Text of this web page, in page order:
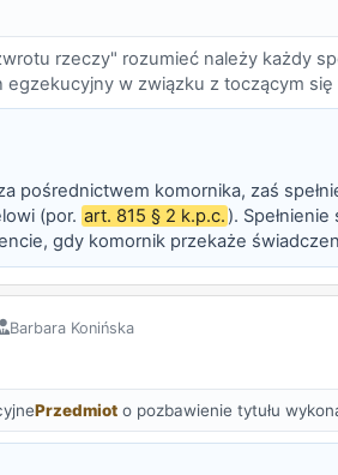
rzeczy" rozumieć należy każdy
w związku z toczącym
pośrednictwem komornika, zaś
(por. art. 815 § 2 k.p.c. ).
gdy komornik przekaże
chybione. Właściciel może dochodzi...
Barbara Konińska
Przedmiot o pozbawienie tytułu